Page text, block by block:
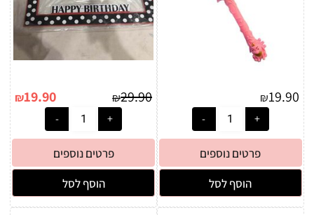
₪19.90
פרטים נוספים
הוסף לסל
₪29.90
₪19.90
פרטים נוספים
הוסף לסל